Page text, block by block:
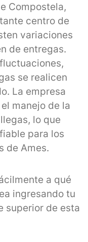
Compostela,
centro de
variaciones
de entregas.
se realicen
La empresa
manejo de la
lo que
para los
de Ames.
a qué
ingresando tu
superior de esta